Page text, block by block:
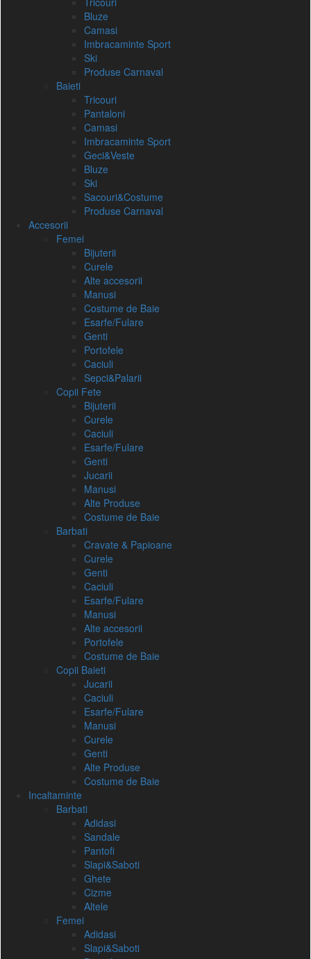
Bluze
Camasi
Imbracaminte Sport
Ski
Produse Carnaval
Baieti
Tricouri
Pantaloni
Camasi
Imbracaminte Sport
Geci&Veste
Bluze
Ski
Sacouri&Costume
Produse Carnaval
Accesorii
Femei
Bijuterii
Curele
Alte accesorii
Manusi
Costume de Baie
Esarfe/Fulare
Genti
Portofele
Caciuli
Sepci&Palarii
Copii Fete
Bijuterii
Curele
Caciuli
Esarfe/Fulare
Genti
Jucarii
Manusi
Alte Produse
Costume de Baie
Barbati
Cravate & Papioane
Curele
Genti
Caciuli
Esarfe/Fulare
Manusi
Alte accesorii
Portofele
Costume de Baie
Copii Baieti
Jucarii
Caciuli
Esarfe/Fulare
Manusi
Curele
Genti
Alte Produse
Costume de Baie
Incaltaminte
Barbati
Adidasi
Sandale
Pantofi
Slapi&Saboti
Ghete
Cizme
Altele
Femei
Adidasi
Slapi&Saboti